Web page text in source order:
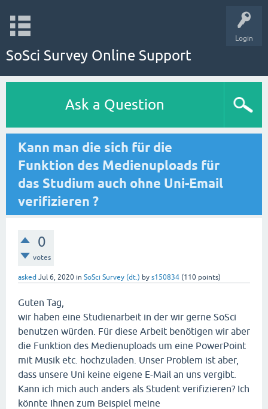
Login
SoSci Survey Online Support
Ask a Question
Kann man die sich für die
Funktion des Medienuploads für
das Studium auch ohne Uni-Email
verifizieren ?
0
votes
asked Jul 6, 2020 in SoSci Survey (dt.) by s150834 (110 points)
Guten Tag,
wir haben eine Studienarbeit in der wir gerne SoSci
benutzen würden. Für diese Arbeit benötigen wir aber
die Funktion des Medienuploads um eine PowerPoint
mit Musik etc. hochzuladen. Unser Problem ist aber,
dass unsere Uni keine eigene E-Mail an uns vergibt.
Kann ich mich auch anders als Student verifizieren? Ich
könnte Ihnen zum Beispiel meine